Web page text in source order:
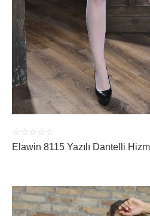
ÜRÜNÜ
☆ ☆ ☆ ☆ ☆
Elawin 8115 Yazılı Dantelli